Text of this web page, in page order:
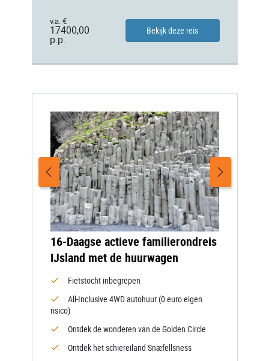
v.a. €
17400,00
p.p.
Bekijk deze reis
16-Daagse actieve familierondreis
IJsland met de huurwagen
Fietstocht inbegrepen
All-Inclusive 4WD autohuur (0 euro eigen
risico)
Ontdek de wonderen van de Golden Circle
Ontdek het schiereiland Snæfellsness